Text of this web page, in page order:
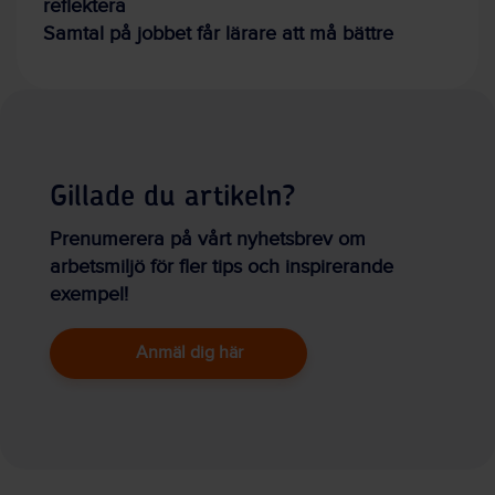
reflektera
Samtal på jobbet får lärare att må bättre
Gillade du artikeln?
Prenumerera på vårt nyhetsbrev om
arbetsmiljö för fler tips och inspirerande
exempel!
Anmäl dig här